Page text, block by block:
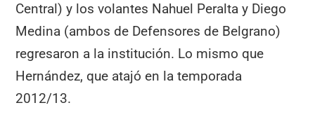
Central) y los volantes Nahuel Peralta y Diego
Medina (ambos de Defensores de Belgrano)
regresaron a la institución. Lo mismo que
Hernández, que atajó en la temporada
2012/13.